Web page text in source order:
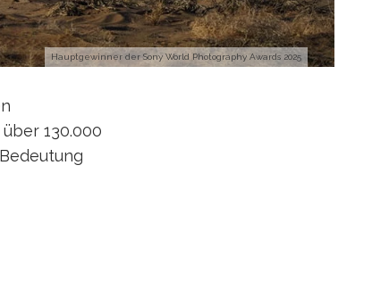
Hauptgewinner der Sony World Photography Awards 2025
130.000